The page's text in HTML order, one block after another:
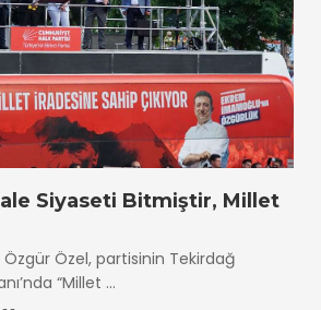
Siyaseti Bitmiştir, Millet
Özgür Özel, partisinin Tekirdağ
“Millet ...